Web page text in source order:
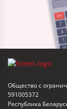
Общество с
591005372
Республика